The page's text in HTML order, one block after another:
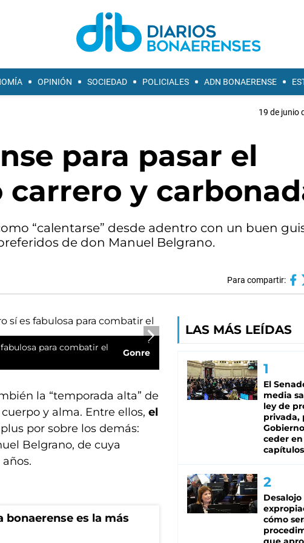
OPINIÓN SOCIEDAD POLICIALES ADN BONAERENSE
19 de junio
para pasar el
y
“calentarse” desde adentro con un buen
de don Manuel Belgrano.
Para compartir:
para combatir el
Gonre
la “temporada alta” de
y alma. Entre ellos, el
por sobre los demás:
Belgrano, de cuya
bonaerense es la más
LAS MÁS LEÍDAS
El
media
ley de
privada,
ceder
capítulos
cómo